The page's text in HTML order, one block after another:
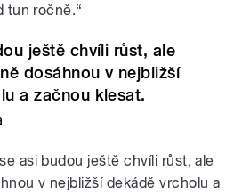
tun ročně.“
ještě chvíli růst, ale
dosáhnou v nejbližší
a začnou klesat.
asi budou ještě chvíli růst, ale
v nejbližší dekádě vrcholu a